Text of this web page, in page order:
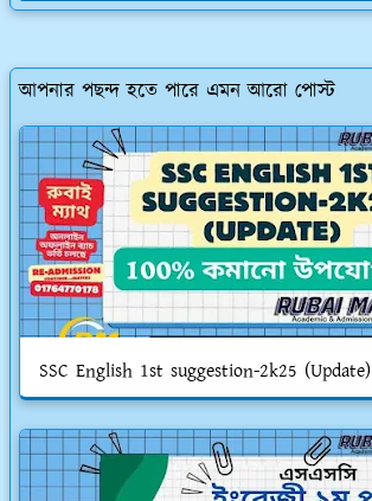
আপনার পছন্দ হতে পারে এমন আরো পোস্ট
SSC English 1st suggestion-2k25 (Update)